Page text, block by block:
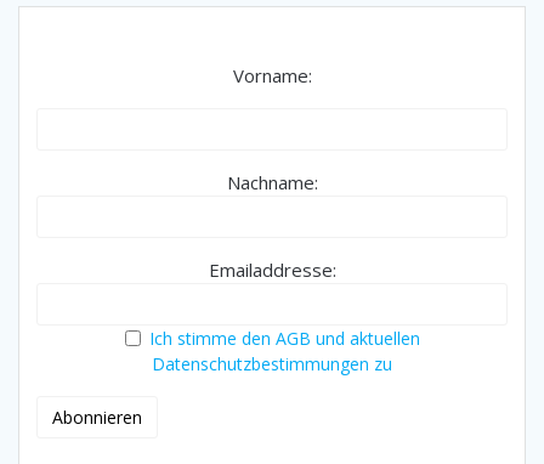
Vorname:
Nachname:
Emailaddresse:
Ich stimme den AGB und aktuellen
Datenschutzbestimmungen zu